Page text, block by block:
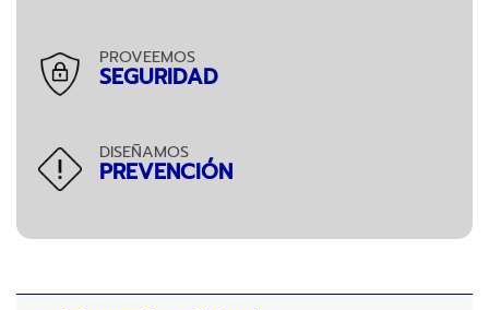
PROVEEMOS
SEGURIDAD
DISEÑAMOS
PREVENCIÓN